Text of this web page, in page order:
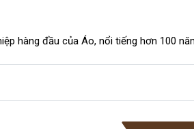
hàng đầu của Áo, nổi tiếng hơn 100